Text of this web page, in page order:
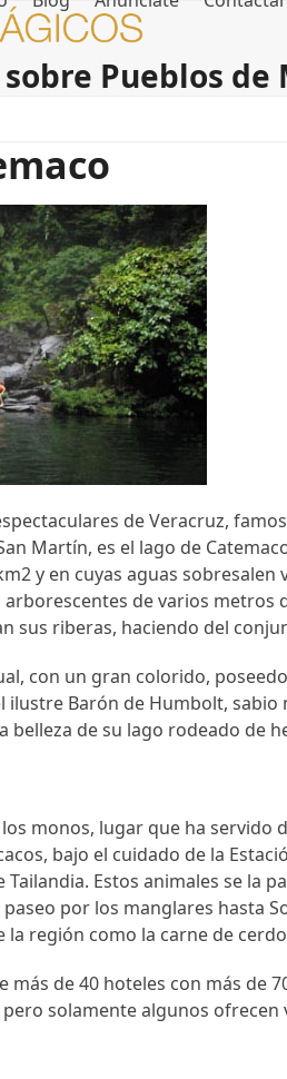
Pueblos de
de Veracruz,
Martín, es el lago de
y en cuyas aguas
arborescentes de varios
sus riberas, haciendo del
con un gran colorido,
ilustre Barón de Humbolt, sabio
belleza de su lago rodeado de
monos, lugar que ha servido
bajo el cuidado de la
Estos animales se la
por los manglares hasta
región como la carne de
más de 40 hoteles con más
solamente algunos ofrecen